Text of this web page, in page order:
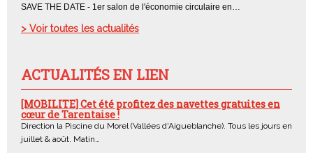
SAVE THE DATE - 1er salon de l'économie circulaire en…
> Voir toutes les actualités
ACTUALITÉS EN LIEN
[MOBILITE] Cet été profitez des navettes gratuites en
cœur de Tarentaise !
Direction la Piscine du Morel (Vallées d'Aigueblanche). Tous les jours en
juillet & août. Matin…